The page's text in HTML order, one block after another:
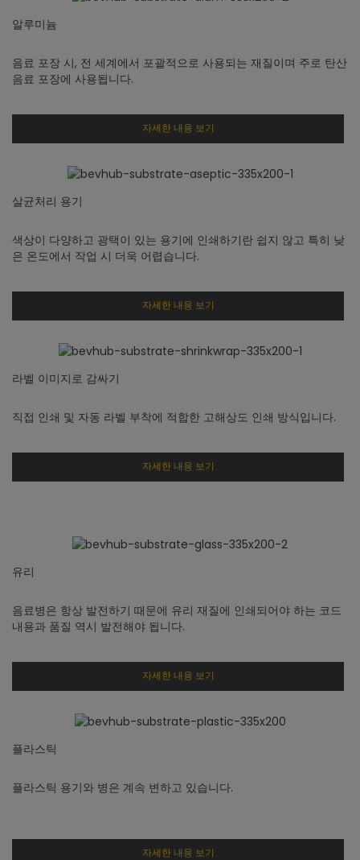
알루미늄
음료 포장 시, 전 세계에서 포괄적으로 사용되는 재질이며 주로 탄산
음료 포장에 사용됩니다.
자세한 내용 보기
살균처리 용기
색상이 다양하고 광택이 있는 용기에 인쇄하기란 쉽지 않고 특히 낮
은 온도에서 작업 시 더욱 어렵습니다.
자세한 내용 보기
라벨 이미지로 감싸기
직접 인쇄 및 자동 라벨 부착에 적합한 고해상도 인쇄 방식입니다.
자세한 내용 보기
유리
음료병은 항상 발전하기 때문에 유리 재질에 인쇄되어야 하는 코드
내용과 품질 역시 발전해야 됩니다.
자세한 내용 보기
플라스틱
플라스틱 용기와 병은 계속 변하고 있습니다.
자세한 내용 보기